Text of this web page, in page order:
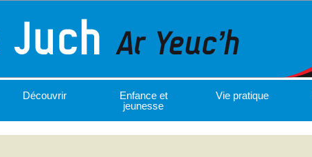
Découvrir
Enfance et
jeunesse
Vie pratique